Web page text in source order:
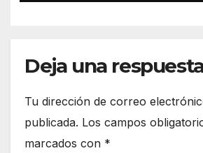
Deja una
Tu dirección de correo
publicada. Los campos
marcados con *